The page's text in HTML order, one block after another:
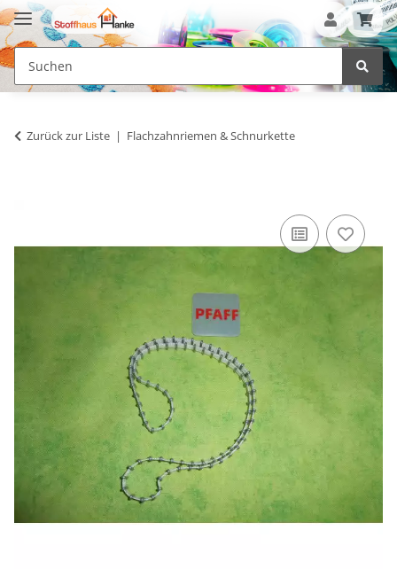
Zurück zur Liste Flachzahnriemen & Schnurkette